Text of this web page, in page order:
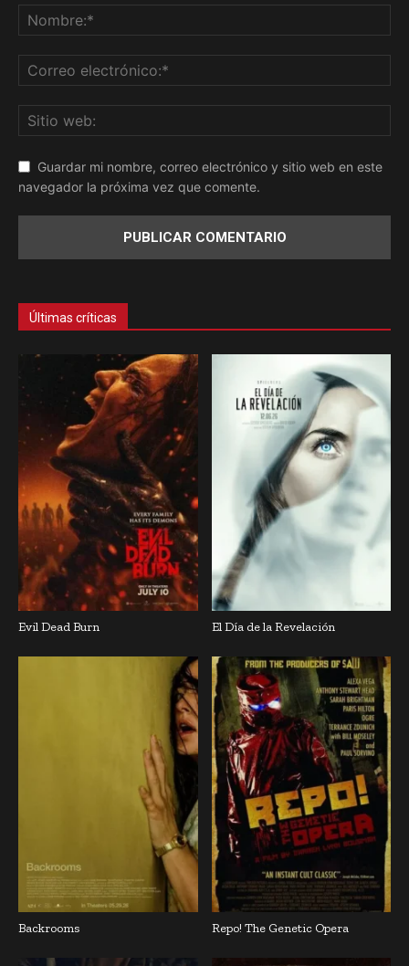
Guardar mi nombre, correo electrónico y sitio web en este
navegador la próxima vez que comente.
Últimas críticas
Evil Dead Burn El Día de la Revelación
Backrooms Repo! The Genetic Opera